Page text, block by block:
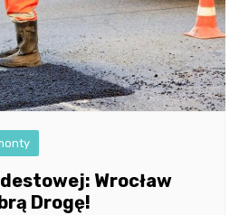
Wrocław
Drogę!